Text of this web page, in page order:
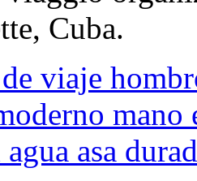
Cuba.
viaje
mano
asa